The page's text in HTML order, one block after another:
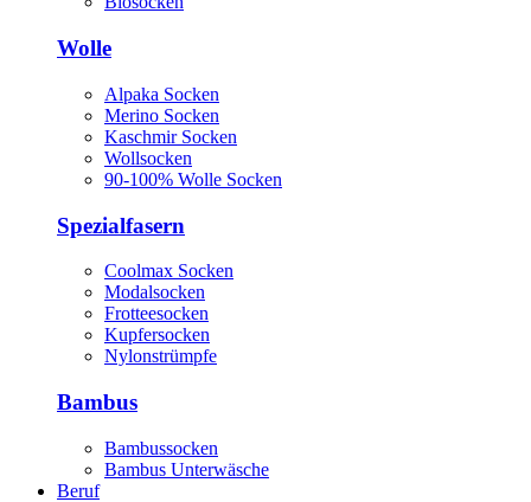
Wolle
Alpaka Socken
Merino Socken
Kaschmir Socken
Wollsocken
90-100% Wolle Socken
Spezialfasern
Coolmax Socken
Modalsocken
Frotteesocken
Kupfersocken
Nylonstrümpfe
Bambus
Bambussocken
Bambus Unterwäsche
Beruf